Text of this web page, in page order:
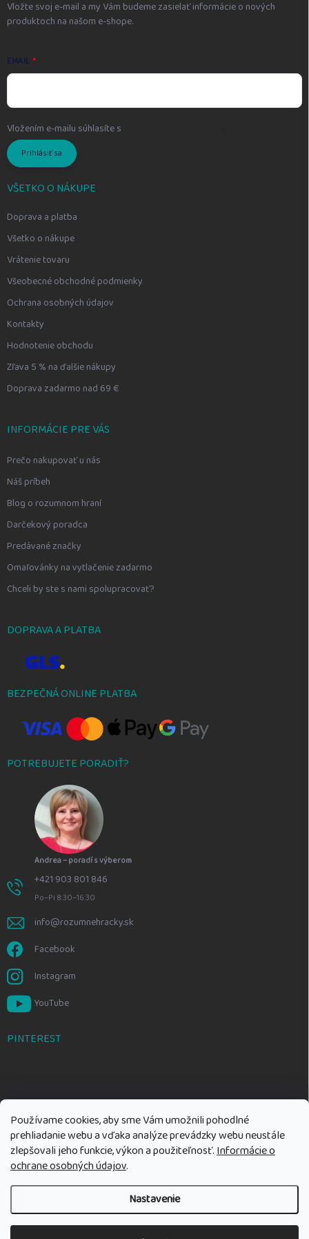
Používame cookies, aby sme Vám umožnili pohodlné
prehliadanie webu a vďaka analýze prevádzky webu neustále
zlepšovali jeho funkcie, výkon a použiteľnosť.Informácie o
ochrane osobných údajov.
Nastavenie
Vložte svoj e-mail a my Vám budeme zasielať informácie o nových
produktoch na našom e-shope.
EMAIL
Vložením e-mailu súhlasíte s
Prihlásiť sa
VŠETKO O NÁKUPE
Doprava a platba
Všetko o nákupe
Vrátenie tovaru
Všeobecné obchodné podmienky
Ochrana osobných údajov
Kontakty
Hodnotenie obchodu
Zľava 5 % na ďalšie nákupy
Doprava zadarmo nad 69 €
INFORMÁCIE PRE VÁS
Prečo nakupovať u nás
Náš príbeh
Blog o rozumnom hraní
Darčekový poradca
Predávané značky
Omaľovánky na vytlačenie zadarmo
Chceli by ste s nami spolupracovať?
DOPRAVA A PLATBA
BEZPEČNÁ ONLINE PLATBA
POTREBUJETE PORADIŤ?
Andrea – poradí s výberom
+421 903 801 846
Po–Pi 8:30–16:30
info@rozumnehracky.sk
Facebook
Instagram
YouTube
PINTEREST
Copyright 2026Rozumné hračky. Všetky práva vyhradené.Upraviť